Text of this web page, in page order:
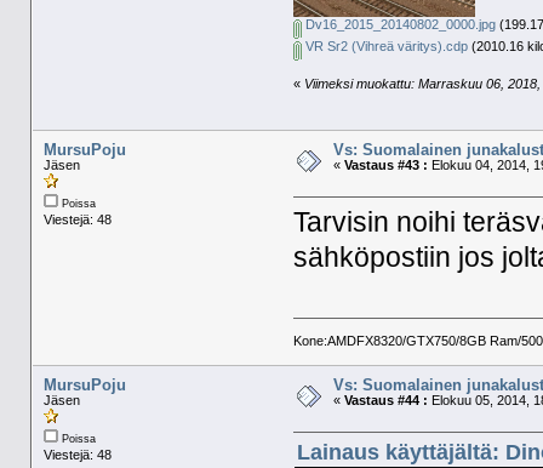
Dv16_2015_20140802_0000.jpg
VR Sr2 (Vihreä väritys).cdp (2010.16
« Viimeksi muokattu: Marraskuu 06,
MursuPoju
Jäsen
Poissa
Viestejä: 48
Vs: Suomalainen
« Vastaus #43 : Elokuu 04, 2014,
Tarvisin noihi
sähköpostiin jos
Kone:AMDFX8320/GTX750/8GB Ram/
MursuPoju
Jäsen
Poissa
Viestejä: 48
Vs: Suomalainen
« Vastaus #44 : Elokuu 05, 2014,
Lainaus käyttäjältä: